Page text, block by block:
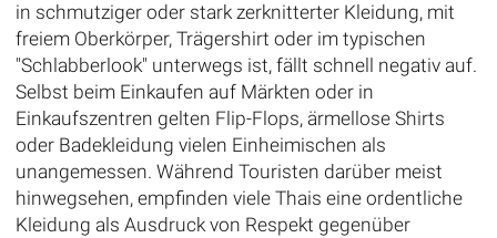
in schmutziger oder stark zerknitterter Kleidung, mit
freiem Oberkörper, Trägershirt oder im typischen
"Schlabberlook" unterwegs ist, fällt schnell negativ auf.
Selbst beim Einkaufen auf Märkten oder in
Einkaufszentren gelten Flip-Flops, ärmellose Shirts
oder Badekleidung vielen Einheimischen als
unangemessen. Während Touristen darüber meist
hinwegsehen, empfinden viele Thais eine ordentliche
Kleidung als Ausdruck von Respekt gegenüber